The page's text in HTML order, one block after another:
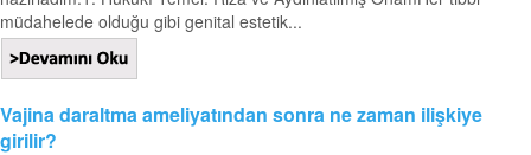
müdahelede olduğu gibi genital estetik...
Vajina daraltma ameliyatından sonra ne zaman ilişkiye
girilir?